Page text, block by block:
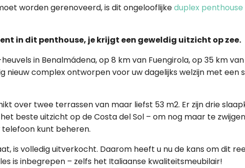
worden gerenoveerd, is dit ongelooflijkeduplex
in dit penthouse, je krijgt een geweldig uitzicht op zee.
in Benalmádena, op 8 km van Fuengirola, op 35 km
nieuw complex ontworpen voor uw dagelijks welzijn met een
over twee terrassen van maar liefst 53 m2. Er zijn drie
beste uitzicht op de Costa del Sol – om nog maar te
kunt beheren.
is volledig uitverkocht. Daarom heeft u nu de kans om dit
is inbegrepen – zelfs het Italiaanse kwaliteitsmeubilair!